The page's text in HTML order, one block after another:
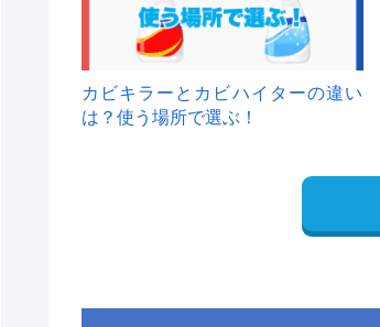
カビキラーとカビハイターの違い
は？使う場所で選ぶ！